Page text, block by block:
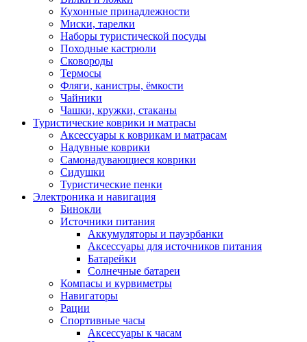
Кухонные принадлежности
Миски, тарелки
Наборы туристической посуды
Походные кастрюли
Сковороды
Термосы
Фляги, канистры, ёмкости
Чайники
Чашки, кружки, стаканы
Туристические коврики и матрасы
Аксессуары к коврикам и матрасам
Надувные коврики
Самонадувающиеся коврики
Сидушки
Туристические пенки
Электроника и навигация
Бинокли
Источники питания
Аккумуляторы и пауэрбанки
Аксессуары для источников питания
Батарейки
Солнечные батареи
Компасы и курвиметры
Навигаторы
Рации
Спортивные часы
Аксессуары к часам